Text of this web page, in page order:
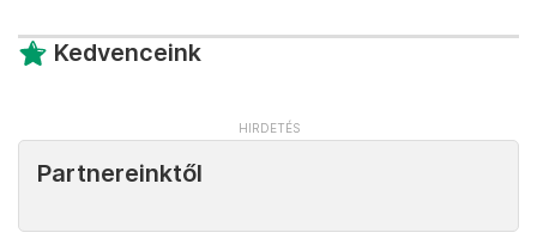
Kedvenceink
Partnereinktől